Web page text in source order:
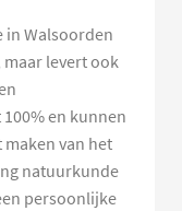
Walsoorden
maar levert ook
en kunnen
van het
natuurkunde
persoonlijke